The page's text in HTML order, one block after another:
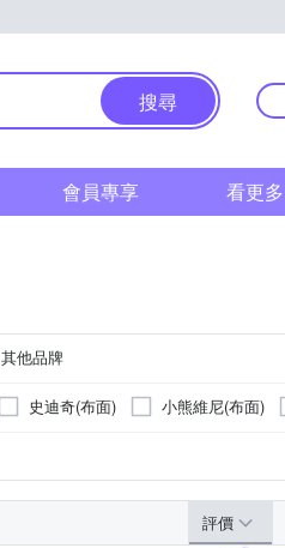
搜尋
會員專享 看更多
其他品牌
史迪奇(布面) 小熊維尼(布面)
評價